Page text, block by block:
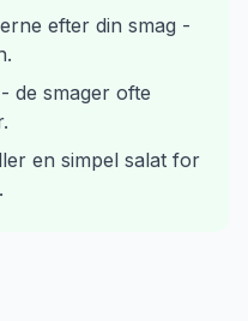
efter din smag -
de smager ofte
en simpel salat for